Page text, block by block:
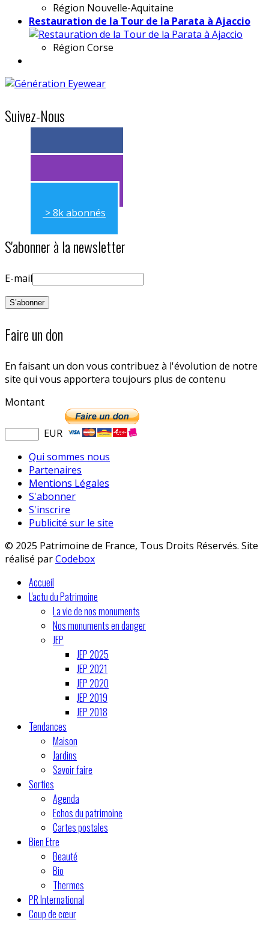
Région Nouvelle-Aquitaine
Restauration de la Tour de la Parata à Ajaccio
Région Corse
Suivez-Nous
> 11k abonnés
> 11k abonnés
> 8k abonnés
S'abonner à la newsletter
E-mail
Faire un don
En faisant un don vous contribuez à l'évolution de notre
site qui vous apportera toujours plus de contenu
Montant
EUR
Qui sommes nous
Partenaires
Mentions Légales
S'abonner
S'inscrire
Publicité sur le site
© 2025 Patrimoine de France, Tous Droits Réservés. Site
réalisé parCodebox
Accueil
L'actu du Patrimoine
La vie de nos monuments
Nos monuments en danger
JEP
JEP 2025
JEP 2021
JEP 2020
JEP 2019
JEP 2018
Tendances
Maison
Jardins
Savoir faire
Sorties
Agenda
Echos du patrimoine
Cartes postales
Bien Etre
Beauté
Bio
Thermes
PR International
Coup de cœur